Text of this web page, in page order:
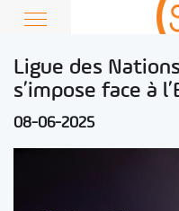
Ligue des
s’impose face à
08-06-2025